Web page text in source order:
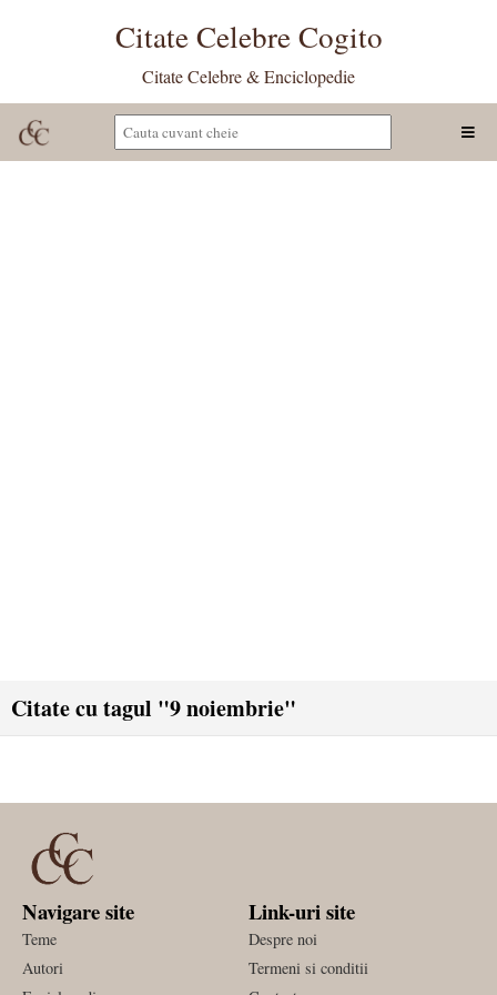
Citate Celebre Cogito
Citate Celebre & Enciclopedie
Citate cu tagul "9 noiembrie"
Navigare site
Teme
Autori
Link-uri site
Despre noi
Termeni si conditii